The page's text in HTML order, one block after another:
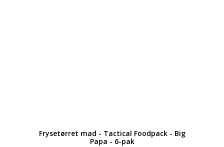
Frysetørret mad - Tactical Foodpack - Big
Papa - 6-pak